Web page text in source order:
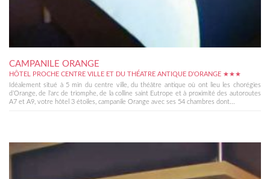
CAMPANILE ORANGE
HÔTEL PROCHE CENTRE VILLE ET DU THÉATRE ANTIQUE D'ORANGE ★★★
Idéalement situé à 5 min du centre ville, du théâtre antique où ont lieu les chorégies
d’Orange, de l’arc de triomphe, de la colline saint Eutrope et à proximité des autoroutes
A7 et A9, votre hôtel 3 étoiles, campanile Orange avec ses 54 chambres dont...